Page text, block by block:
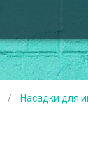
/ Насадки для